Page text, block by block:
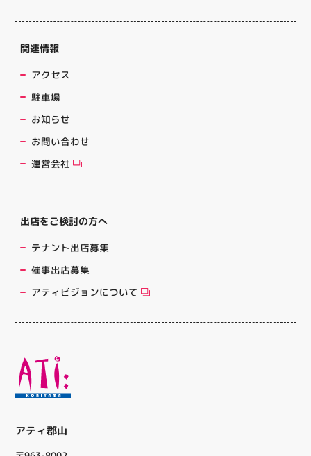
アティ郡山
関連情報
アクセス
駐車場
お知らせ
お問い合わせ
運営会社
出店をご検討の方へ
テナント出店募集
催事出店募集
アティビジョンについて